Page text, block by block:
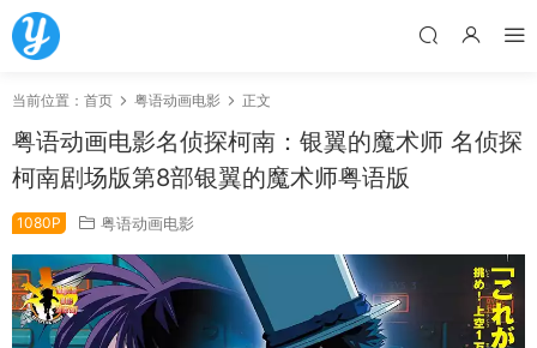
当前位置： 首页 粤语动画电影 正文
粤语动画电影名侦探柯南：银翼的魔术师 名侦探
柯南剧场版第8部银翼的魔术师粤语版
1080P 粤语动画电影